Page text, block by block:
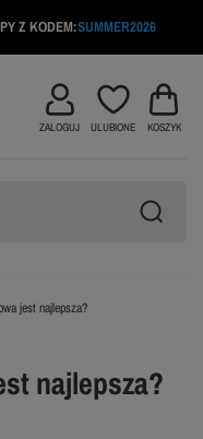
Z KODEM:SUMMER2026
ZALOGUJ ULUBIONE KOSZYK
jest najlepsza?
najlepsza?